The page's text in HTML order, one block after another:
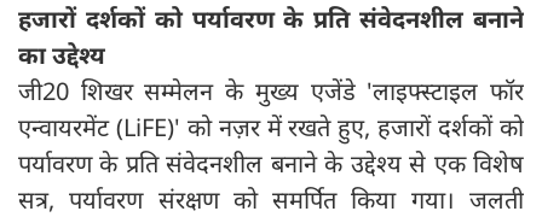
हजारों दर्शकों को पर्यावरण के प्रति संवेदनशील बनाने
का उद्देश्य
जी20 शिखर सम्मेलन के मुख्य एजेंडे 'लाइफ्स्टाइल फॉर
एन्वायरमेंट (LiFE)' को नज़र में रखते हुए, हजारों दर्शकों को
पर्यावरण के प्रति संवेदनशील बनाने के उद्देश्य से एक विशेष
सत्र, पर्यावरण संरक्षण को समर्पित किया गया। जलती